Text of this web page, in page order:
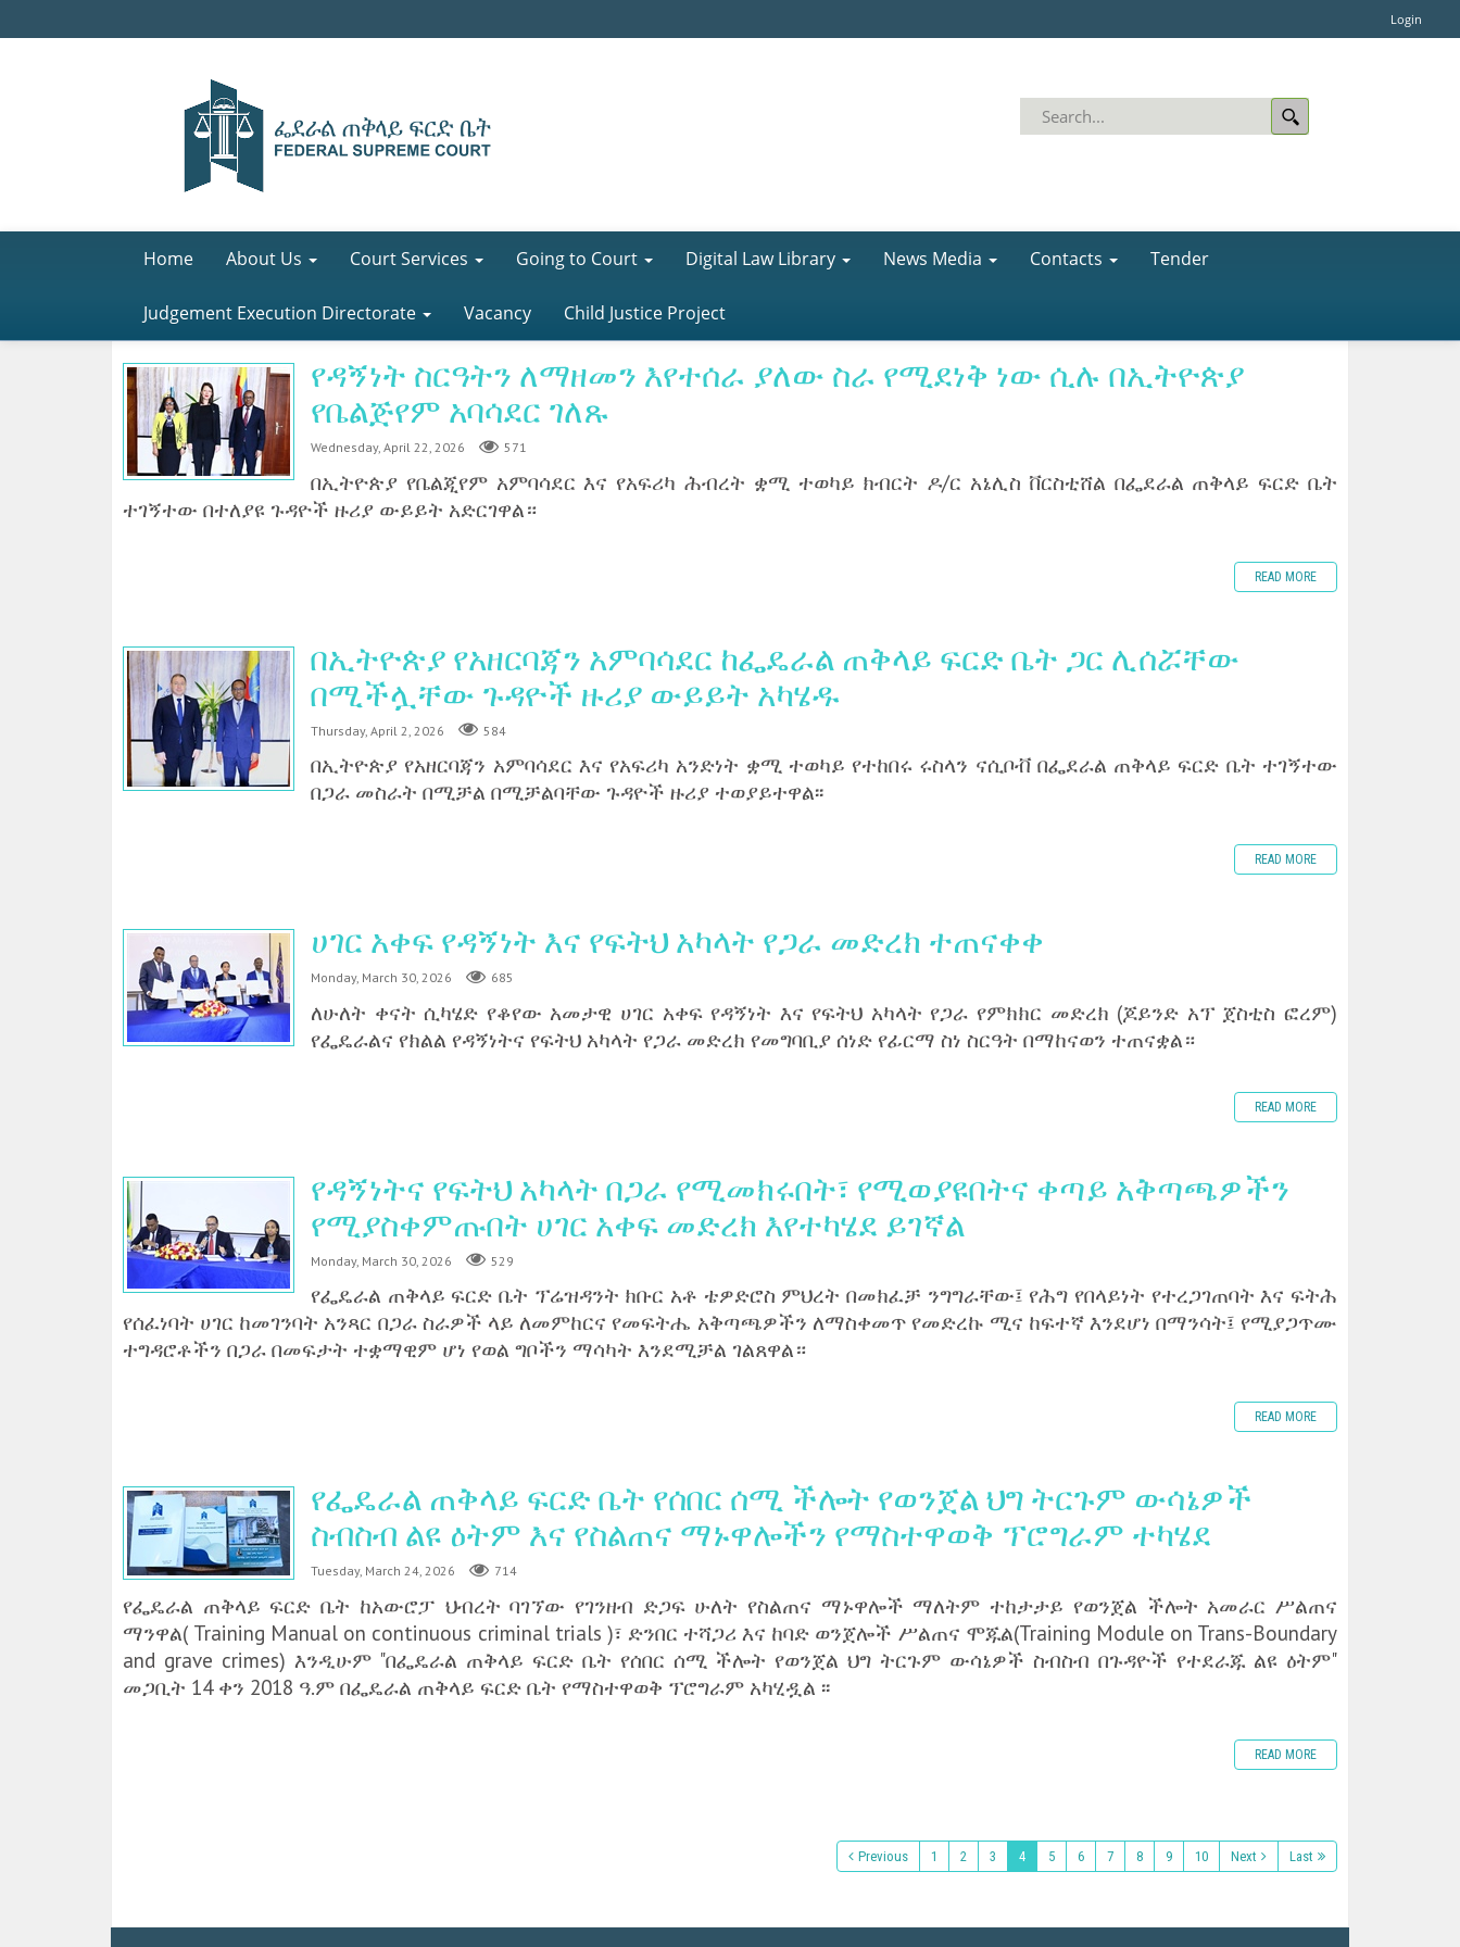
Login
Home About Us Court Services Going to Court Digital Law Library News Media Contacts Tender
Judgement Execution Directorate Vacancy Child Justice Project
የዳኝነት ስርዓትን ለማዘመን እየተሰራ ያለው ስራ የሚደነቅ ነው ሲሉ በኢትዮጵያ
የቤልጅየም አባሳደር ገለጹ
Wednesday, April 22, 2026 571
በኢትዮጵያ የቤልጂየም አምባሳደር እና የአፍሪካ ሕብረት ቋሚ ተወካይ ክብርት ዶ/ር አኔሊስ ቨርስቲሸል በፌደራል ጠቅላይ ፍርድ ቤት
ተገኝተው በተለያዩ ጉዳዮች ዙሪያ ውይይት አድርገዋል።
READ MORE
በኢትዮጵያ የአዘርባጃን አምባሳደር ከፌዴራል ጠቅላይ ፍርድ ቤት ጋር ሊሰሯቸው
በሚችሏቸው ጉዳዮች ዙሪያ ውይይት አካሄዱ
Thursday, April 2, 2026 584
በኢትዮጵያ የአዘርባጃን አምባሳደር እና የአፍሪካ አንድነት ቋሚ ተወካይ የተከበሩ ሩስላን ናሲቦቭ በፌደራል ጠቅላይ ፍርድ ቤት ተገኝተው
በጋራ መስራት በሚቻል በሚቻልባቸው ጉዳዮች ዙሪያ ተወያይተዋል፡፡
READ MORE
ሀገር አቀፍ የዳኝነት እና የፍትህ አካላት የጋራ መድረክ ተጠናቀቀ
Monday, March 30, 2026 685
ለሁለት ቀናት ሲካሄድ የቆየው አመታዊ ሀገር አቀፍ የዳኝነት እና የፍትህ አካላት የጋራ የምክክር መድረክ (ጆይንድ አፕ ጀስቲስ ፎረም)
የፌዴራልና የክልል የዳኝነትና የፍትህ አካላት የጋራ መድረክ የመግባቢያ ሰነድ የፊርማ ስነ ስርዓት በማከናወን ተጠናቋል።
READ MORE
የዳኝነትና የፍትህ አካላት በጋራ የሚመክሩበት፣ የሚወያዩበትና ቀጣይ አቅጣጫዎችን
የሚያስቀምጡበት ሀገር አቀፍ መድረክ እየተካሄደ ይገኛል
Monday, March 30, 2026 529
የፌዴራል ጠቅላይ ፍርድ ቤት ፕሬዝዳንት ክቡር አቶ ቴዎድሮስ ምህረት በመክፈቻ ንግግራቸው፤ የሕግ የበላይነት የተረጋገጠባት እና ፍትሕ
የሰፈነባት ሀገር ከመገንባት አንጻር በጋራ ስራዎች ላይ ለመምከርና የመፍትሔ አቅጣጫዎችን ለማስቀመጥ የመድረኩ ሚና ከፍተኛ እንደሆነ በማንሳት፤ የሚያጋጥሙ
ተግዳሮቶችን በጋራ በመፍታት ተቋማዊም ሆነ የወል ግቦችን ማሳካት እንደሚቻል ገልጸዋል።
READ MORE
የፌዴራል ጠቅላይ ፍርድ ቤት የሰበር ሰሚ ችሎት የወንጀል ህግ ትርጉም ውሳኔዎች
ስብስብ ልዩ ዕትም እና የስልጠና ማኑዋሎችን የማስተዋወቅ ፕሮግራም ተካሄደ
Tuesday, March 24, 2026 714
የፌዴራል ጠቅላይ ፍርድ ቤት ከአውሮፓ ህብረት ባገኘው የገንዘብ ድጋፍ ሁለት የስልጠና ማኑዋሎች ማለትም ተከታታይ የወንጀል ችሎት አመራር ሥልጠና
ማንዋል( Training Manual on continuous criminal trials )፣ ድንበር ተሻጋሪ እና ከባድ ወንጀሎች ሥልጠና ሞጁል(Training Module on Trans-Boundary
and grave crimes) እንዲሁም "በፌዴራል ጠቅላይ ፍርድ ቤት የሰበር ሰሚ ችሎት የወንጀል ህግ ትርጉም ውሳኔዎች ስብስብ በጉዳዮች የተደራጁ ልዩ ዕትም"
መጋቢት 14 ቀን 2018 ዓ.ም በፌዴራል ጠቅላይ ፍርድ ቤት የማስተዋወቅ ፕሮግራም አካሂዷል ፡፡
READ MORE
Previous 1 2 3 4 5 6 7 8 9 10 Next Last